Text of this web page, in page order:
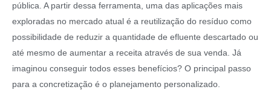
pública. A partir dessa ferramenta, uma das aplicações mais
exploradas no mercado atual é a reutilização do resíduo como
possibilidade de reduzir a quantidade de efluente descartado ou
até mesmo de aumentar a receita através de sua venda. Já
imaginou conseguir todos esses benefícios? O principal passo
para a concretização é o planejamento personalizado.